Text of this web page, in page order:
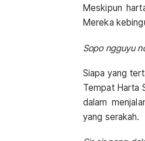
Meskipun
Mereka
Sopo ngguyu
Siapa yang
Tempat Harta
dalam
yang serakah.